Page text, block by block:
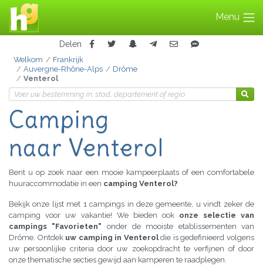
Menu
Delen
Welkom
Frankrijk
Auvergne-Rhône-Alps
Drôme
Venterol
Camping
naar Venterol
Bent u op zoek naar een mooie kampeerplaats of een comfortabele
huuraccommodatie in een camping Venterol?
Bekijk onze lijst met 1 campings in deze gemeente, u vindt zeker de
camping voor uw vakantie! We bieden ook onze selectie van
campings "Favorieten" onder de mooiste etablissementen van
Drôme. Ontdek uw camping in Venteroldie is gedefinieerd volgens
uw persoonlijke criteria door uw zoekopdracht te verfijnen of door
onze thematische secties gewijd aan kamperen te raadplegen.